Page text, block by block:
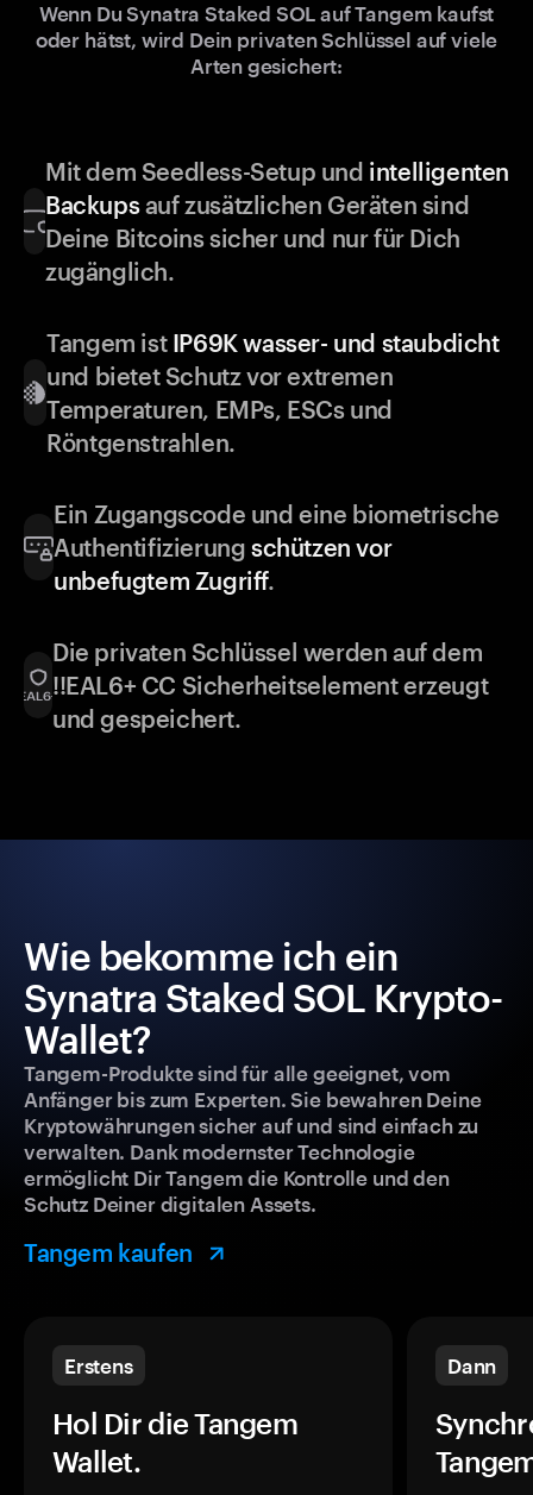
Wenn Du Synatra Staked SOL auf Tangem kaufst
oder hätst, wird Dein privaten Schlüssel auf viele
Arten gesichert:
Mit dem Seedless-Setup und intelligenten
Backupsauf zusätzlichen Geräten sind
Deine Bitcoins sicher und nur für Dich
zugänglich.
Tangem ist IP69K wasser- und staubdicht
und bietet Schutz vor extremen
Temperaturen, EMPs, ESCs und
Röntgenstrahlen.
Ein Zugangscode und eine biometrische
Authentifizierung schützen vor
unbefugtem Zugriff.
Die privaten Schlüssel werden auf dem
!!EAL6+ CC Sicherheitselement erzeugt
und gespeichert.
Wie bekomme ich ein
Synatra Staked SOL Krypto-
Wallet?
Tangem-Produkte sind für alle geeignet, vom
Anfänger bis zum Experten. Sie bewahren Deine
Kryptowährungen sicher auf und sind einfach zu
verwalten. Dank modernster Technologie
ermöglicht Dir Tangem die Kontrolle und den
Schutz Deiner digitalen Assets.
Tangem kaufen
Erstens
Hol Dir die Tangem
Wallet.
Dann